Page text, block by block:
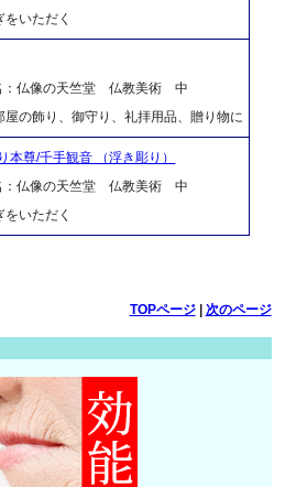
いただく
：仏像の天竺堂 仏教美術 中
の飾り、御守り、礼拝用品、贈り物に
本尊/千手観音 （浮き彫り）
：仏像の天竺堂 仏教美術 中
いただく
TOPページ| 次のページ